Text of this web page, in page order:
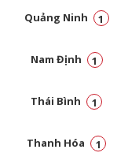
Quảng Ninh 1
Nam Định 1
Thái Bình 1
Thanh Hóa 1